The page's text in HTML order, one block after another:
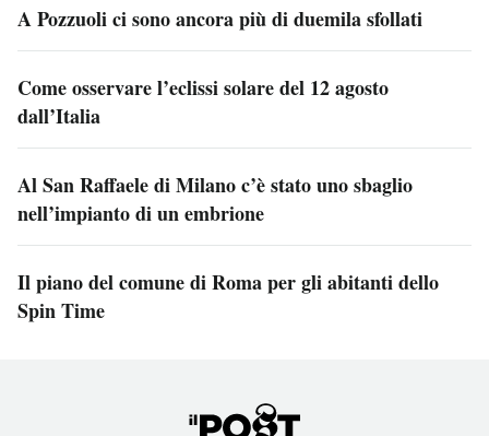
A Pozzuoli ci sono ancora più di duemila sfollati
Come osservare l’eclissi solare del 12 agosto
dall’Italia
Al San Raffaele di Milano c’è stato uno sbaglio
nell’impianto di un embrione
Il piano del comune di Roma per gli abitanti dello
Spin Time